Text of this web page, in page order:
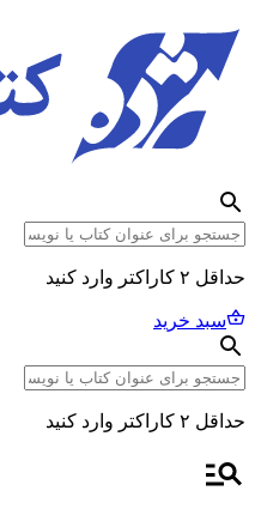
حداقل ۲ کاراکتر وارد کنید
سبد خرید
حداقل ۲ کاراکتر وارد کنید